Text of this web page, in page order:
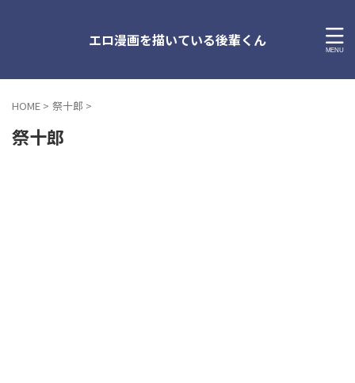
エロ漫画を描いている後輩くん
HOME > 祭十郎 >
祭十郎